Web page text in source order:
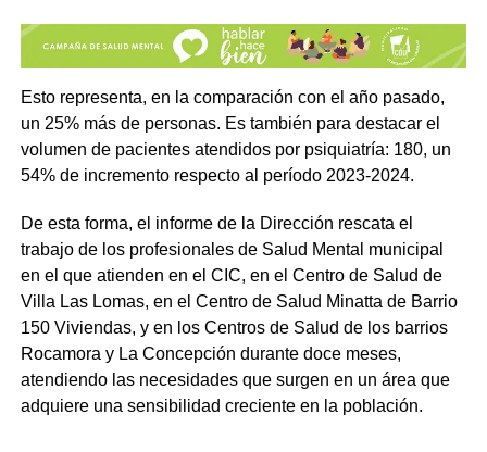
Esto representa, en la comparación con el año pasado,
un 25% más de personas. Es también para destacar el
volumen de pacientes atendidos por psiquiatría: 180, un
54% de incremento respecto al período 2023-2024.
De esta forma, el informe de la Dirección rescata el
trabajo de los profesionales de Salud Mental municipal
en el que atienden en el CIC, en el Centro de Salud de
Villa Las Lomas, en el Centro de Salud Minatta de Barrio
150 Viviendas, y en los Centros de Salud de los barrios
Rocamora y La Concepción durante doce meses,
atendiendo las necesidades que surgen en un área que
adquiere una sensibilidad creciente en la población.